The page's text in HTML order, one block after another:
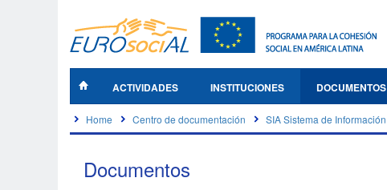
ACTIVIDADES INSTITUCIONES DOCUMENTOS
Home Centro de documentación SIA Sistema de Información
Documentos